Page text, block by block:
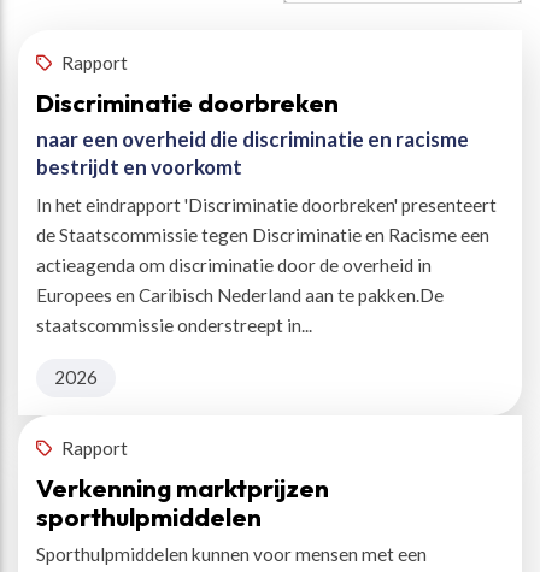
Rapport
Discriminatie doorbreken
naar een overheid die discriminatie en racisme
bestrijdt en voorkomt
In het eindrapport 'Discriminatie doorbreken' presenteert
de Staatscommissie tegen Discriminatie en Racisme een
actieagenda om discriminatie door de overheid in
Europees en Caribisch Nederland aan te pakken.De
staatscommissie onderstreept in...
2026
Rapport
Verkenning marktprijzen
sporthulpmiddelen
Sporthulpmiddelen kunnen voor mensen met een